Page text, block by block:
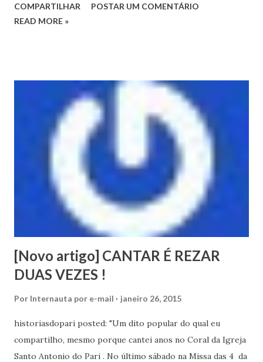
COMPARTILHAR
POSTAR UM COMENTÁRIO
READ MORE »
[Novo artigo] CANTAR É REZAR
DUAS VEZES !
Por Internauta por e-mail janeiro 26, 2015
historiasdopari posted: "Um dito popular do qual eu
compartilho, mesmo porque cantei anos no Coral da Igreja
Santo Antonio do Pari . No último sábado na Missa das 4 da